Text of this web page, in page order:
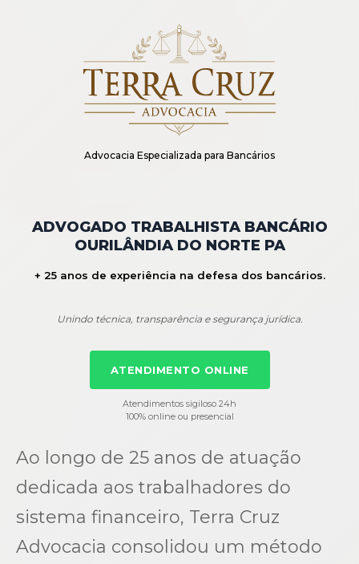
Advocacia Especializada para Bancários
ADVOGADO TRABALHISTA BANCÁRIO
OURILÂNDIA DO NORTE PA
+ 25 anos de experiência na defesa dos bancários.
Unindo técnica, transparência e segurança jurídica.
ATENDIMENTO ONLINE
Atendimentos sigiloso 24h
100% online ou presencial
Ao longo de 25 anos de atuação
dedicada aos trabalhadores do
sistema financeiro, Terra Cruz
Advocacia consolidou um método